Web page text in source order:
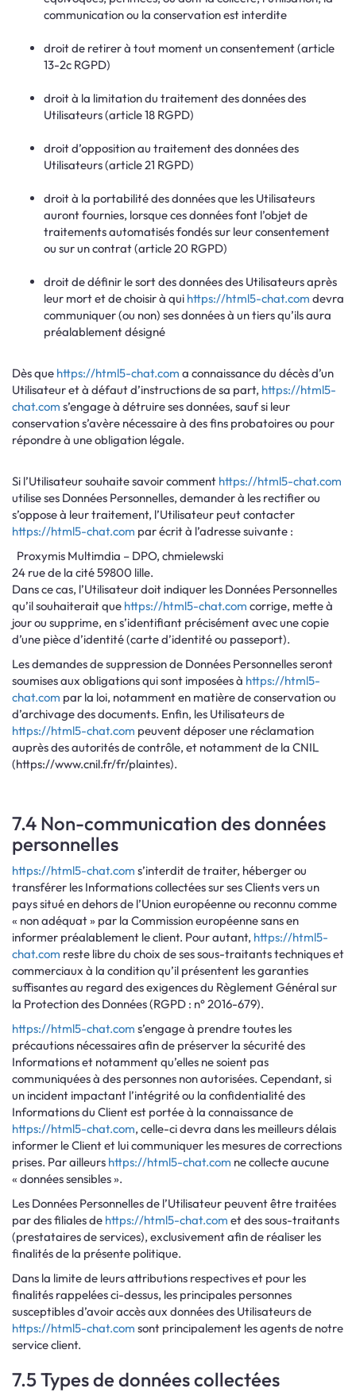
communication ou la conservation est interdite
droit de retirer à tout moment un consentement (article
13-2c RGPD)
droit à la limitation du traitement des données des
Utilisateurs (article 18 RGPD)
droit d’opposition au traitement des données des
Utilisateurs (article 21 RGPD)
droit à la portabilité des données que les Utilisateurs
auront fournies, lorsque ces données font l’objet de
traitements automatisés fondés sur leur consentement
ou sur un contrat (article 20 RGPD)
droit de définir le sort des données des Utilisateurs après
leur mort et de choisir à qui https://html5-chat.com devra
communiquer (ou non) ses données à un tiers qu’ils aura
préalablement désigné
Dès que https://html5-chat.com a connaissance du décès d’un
Utilisateur et à défaut d’instructions de sa part, https://html5-
chat.com s’engage à détruire ses données, sauf si leur
conservation s’avère nécessaire à des fins probatoires ou pour
répondre à une obligation légale.
Si l’Utilisateur souhaite savoir comment https://html5-chat.com
utilise ses Données Personnelles, demander à les rectifier ou
s’oppose à leur traitement, l’Utilisateur peut contacter
https://html5-chat.com par écrit à l’adresse suivante :
Proxymis Multimdia – DPO, chmielewski
24 rue de la cité 59800 lille.
Dans ce cas, l’Utilisateur doit indiquer les Données Personnelles
qu’il souhaiterait que https://html5-chat.com corrige, mette à
jour ou supprime, en s’identifiant précisément avec une copie
d’une pièce d’identité (carte d’identité ou passeport).
Les demandes de suppression de Données Personnelles seront
soumises aux obligations qui sont imposées à https://html5-
chat.com par la loi, notamment en matière de conservation ou
d’archivage des documents. Enfin, les Utilisateurs de
https://html5-chat.com peuvent déposer une réclamation
auprès des autorités de contrôle, et notamment de la CNIL
(https://www.cnil.fr/fr/plaintes).
7.4 Non-communication des données
personnelles
https://html5-chat.com s’interdit de traiter, héberger ou
transférer les Informations collectées sur ses Clients vers un
pays situé en dehors de l’Union européenne ou reconnu comme
« non adéquat » par la Commission européenne sans en
informer préalablement le client. Pour autant, https://html5-
chat.com reste libre du choix de ses sous-traitants techniques et
commerciaux à la condition qu’il présentent les garanties
suffisantes au regard des exigences du Règlement Général sur
la Protection des Données (RGPD : n° 2016-679).
https://html5-chat.com s’engage à prendre toutes les
précautions nécessaires afin de préserver la sécurité des
Informations et notamment qu’elles ne soient pas
communiquées à des personnes non autorisées. Cependant, si
un incident impactant l’intégrité ou la confidentialité des
Informations du Client est portée à la connaissance de
https://html5-chat.com, celle-ci devra dans les meilleurs délais
informer le Client et lui communiquer les mesures de corrections
prises. Par ailleurs https://html5-chat.com ne collecte aucune
« données sensibles ».
Les Données Personnelles de l’Utilisateur peuvent être traitées
par des filiales de https://html5-chat.com et des sous-traitants
(prestataires de services), exclusivement afin de réaliser les
finalités de la présente politique.
Dans la limite de leurs attributions respectives et pour les
finalités rappelées ci-dessus, les principales personnes
susceptibles d’avoir accès aux données des Utilisateurs de
https://html5-chat.com sont principalement les agents de notre
service client.
7.5 Types de données collectées